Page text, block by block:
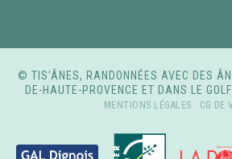
© TIS’ÂNES, RANDONNÉES AVEC DES
DE-HAUTE-PROVENCE ET DANS LE
MENTIONS LÉGALES - CG DE